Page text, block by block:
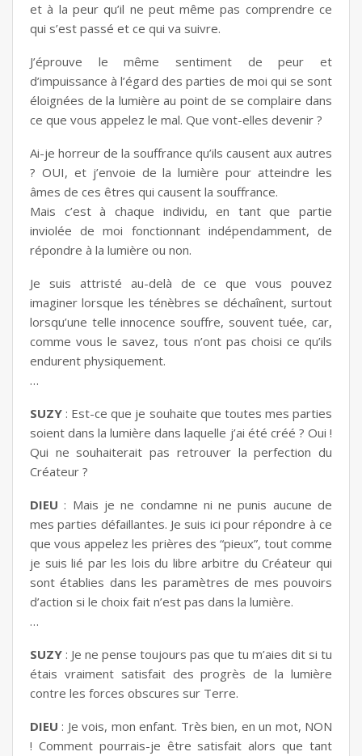
et à la peur qu’il ne peut même pas comprendre ce
qui s’est passé et ce qui va suivre.
J’éprouve le même sentiment de peur et
d’impuissance à l’égard des parties de moi qui se sont
éloignées de la lumière au point de se complaire dans
ce que vous appelez le mal. Que vont-elles devenir ?
Ai-je horreur de la souffrance qu’ils causent aux autres
? OUI, et j’envoie de la lumière pour atteindre les
âmes de ces êtres qui causent la souffrance.
Mais c’est à chaque individu, en tant que partie
inviolée de moi fonctionnant indépendamment, de
répondre à la lumière ou non.
Je suis attristé au-delà de ce que vous pouvez
imaginer lorsque les ténèbres se déchaînent, surtout
lorsqu’une telle innocence souffre, souvent tuée, car,
comme vous le savez, tous n’ont pas choisi ce qu’ils
endurent physiquement.
…
SUZY : Est-ce que je souhaite que toutes mes parties
soient dans la lumière dans laquelle j’ai été créé ? Oui !
Qui ne souhaiterait pas retrouver la perfection du
Créateur ?
DIEU : Mais je ne condamne ni ne punis aucune de
mes parties défaillantes. Je suis ici pour répondre à ce
que vous appelez les prières des “pieux”, tout comme
je suis lié par les lois du libre arbitre du Créateur qui
sont établies dans les paramètres de mes pouvoirs
d’action si le choix fait n’est pas dans la lumière.
…
SUZY : Je ne pense toujours pas que tu m’aies dit si tu
étais vraiment satisfait des progrès de la lumière
contre les forces obscures sur Terre.
DIEU : Je vois, mon enfant. Très bien, en un mot, NON
! Comment pourrais-je être satisfait alors que tant